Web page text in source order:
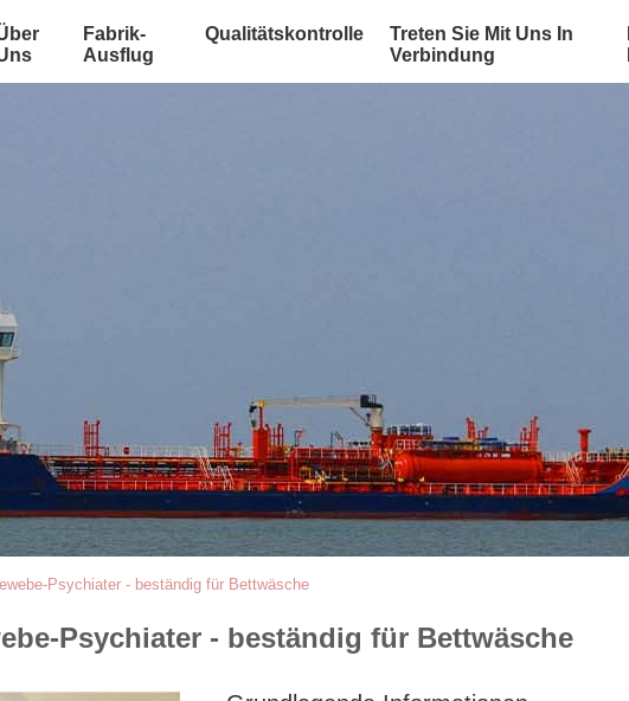
Fabrik-
Ausflug
Qualitätskontrolle
Treten Sie Mit Uns In
Verbindung
Psychiater - beständig für Bettwäsche
Psychiater - beständig für Bettwäsche